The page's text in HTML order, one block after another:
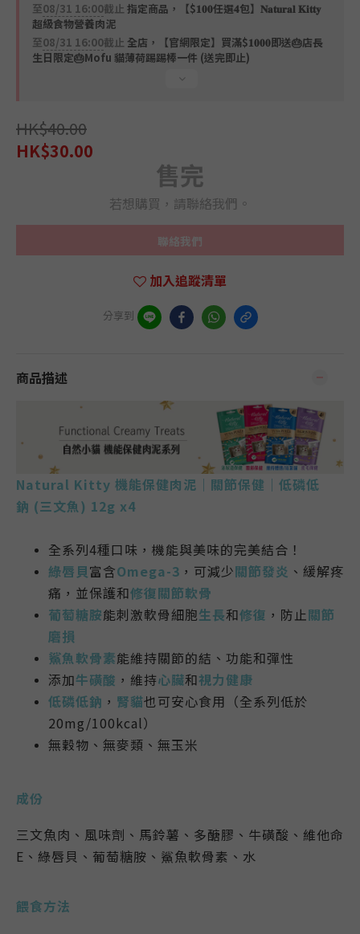
至08/31 16:00截止 指定商品，【$𝟏𝟎𝟎任選𝟒包】𝐍𝐚𝐭𝐮𝐫𝐚𝐥 𝐊𝐢𝐭𝐭𝐲
超級食物營養肉泥
至08/31 16:00截止 全店，【官網限定】買滿$𝟏𝟎𝟎𝟎即送🎂店長
生日限定🎂Mofu 貓薄荷踢踢棒一件 (送完即止)
HK$40.00
HK$30.00
售完
若想購買，請聯絡我們。
聯絡我們
加入追蹤清單
分享到
商品描述
Natural Kitty 機能保健肉泥｜關節保健｜低磷低
鈉 (三文魚) 12g x4
全系列4種口味，機能與美味的完美結合！
綠唇貝富含Omega-3 ，可減少關節發炎 、緩解疼
痛，並保護和修復關節軟骨
葡萄糖胺能刺激軟骨細胞生長和修復 ，防止關節
磨損
鯊魚軟骨素能維持關節的結、功能和彈性
添加牛磺酸 ，維持心臟和視力健康
低磷低鈉 ， 腎貓也可安心食用（全系列低於
20mg/100kcal）
無穀物、無麥類 、無玉米
成份
三文魚肉、風味劑、馬鈴薯、多醣膠、 牛磺酸、 維他命
E 、 綠唇貝 、 葡萄糖胺 、 鯊魚軟骨素 、 水
餵食方法